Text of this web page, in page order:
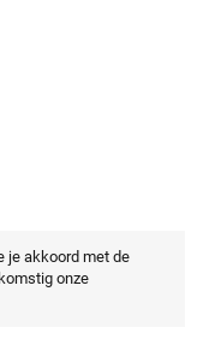
je akkoord met de
onze